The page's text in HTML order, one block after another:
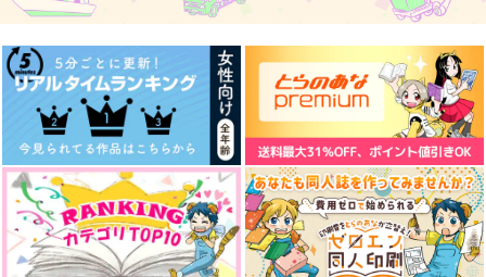
百年ビル地下四階の怪
人
へびが囁く
【TKC同人】(イエロ
ー)解体済み レトロ彫
刻キーホルダー
wanakio
【TKC同人】(クリア
ブルー)解体済み レト
ロ彫刻キーホルダー
wanakio
転生薬師は迷宮都市育
ち 2
講談社
792円（税込）
お気楽領主の楽しい領
地防衛 生産系魔術で
名もなき村を最強の城
塞都市に 7
オーバーラップ
1,430円 （税込）